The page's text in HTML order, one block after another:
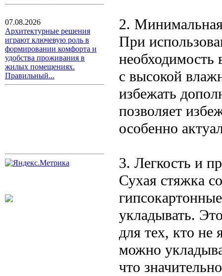
07.08.2026
Архитектурные решения
играют ключевую роль в
формировании комфорта и
удобства проживания в
жилых помещениях.
Правильный...
2.
При
необходимость
с высокой
избежать
позволяет
особенно
3. Легкость и
Сухая стяжка
укладывать.
для тех, кто не
можно
что